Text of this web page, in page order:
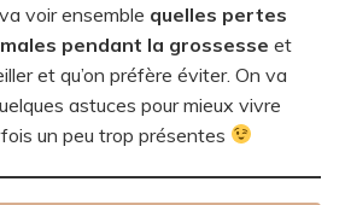
voir ensemble quelles pertes
pendant la grossesse et
et qu’on préfère éviter. On va
astuces pour mieux vivre
un peu trop présentes